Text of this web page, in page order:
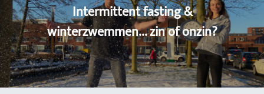
Intermittent fasting &
winterzwemmen... zin of onzin?